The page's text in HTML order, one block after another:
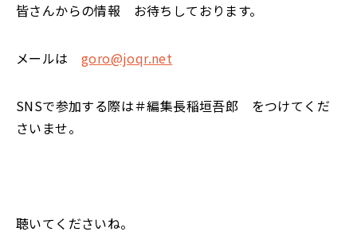
皆さんからの情報 お待ちしております。
メールは goro@joqr.net
SNSで参加する際は＃編集長稲垣吾郎 をつけてくだ
さいませ。
聴いてくださいね。